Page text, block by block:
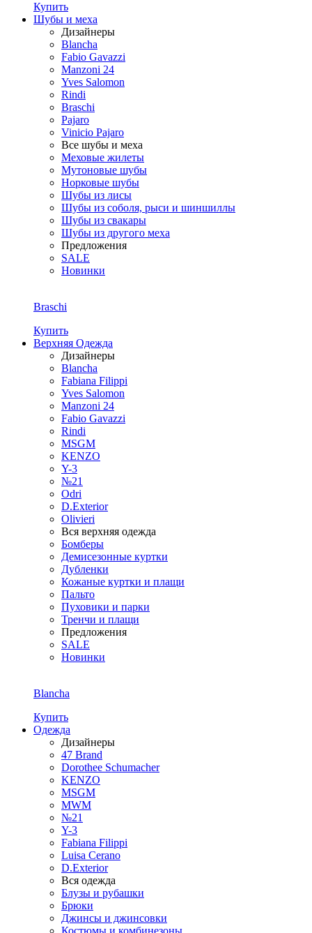
Купить
Шубы и меха
Дизайнеры
Blancha
Fabio Gavazzi
Manzoni 24
Yves Salomon
Rindi
Braschi
Pajaro
Vinicio Pajaro
Все шубы и меха
Меховые жилеты
Мутоновые шубы
Норковые шубы
Шубы из лисы
Шубы из соболя, рыси и шиншиллы
Шубы из свакары
Шубы из другого меха
Предложения
SALE
Новинки
Braschi
Купить
Верхняя Одежда
Дизайнеры
Blancha
Fabiana Filippi
Yves Salomon
Manzoni 24
Fabio Gavazzi
Rindi
MSGM
KENZO
Y-3
№21
Odri
D.Exterior
Olivieri
Вся верхняя одежда
Бомберы
Демисезонные куртки
Дубленки
Кожаные куртки и плащи
Пальто
Пуховики и парки
Тренчи и плащи
Предложения
SALE
Новинки
Blancha
Купить
Одежда
Дизайнеры
47 Brand
Dorothee Schumacher
KENZO
MSGM
MWM
№21
Y-3
Fabiana Filippi
Luisa Cerano
D.Exterior
Вся одежда
Блузы и рубашки
Брюки
Джинсы и джинсовки